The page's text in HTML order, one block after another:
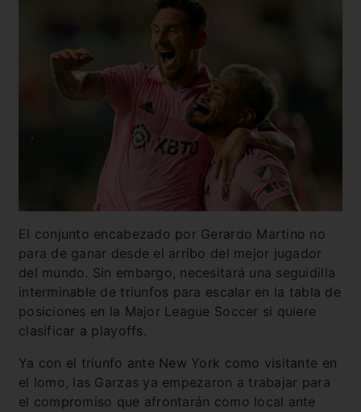
El conjunto encabezado por Gerardo Martino no
para de ganar desde el arribo del mejor jugador
del mundo. Sin embargo, necesitará una seguidilla
interminable de triunfos para escalar en la tabla de
posiciones en la Major League Soccer si quiere
clasificar a playoffs.
Ya con el triunfo ante New York como visitante en
el lomo, las Garzas ya empezaron a trabajar para
el compromiso que afrontarán como local ante